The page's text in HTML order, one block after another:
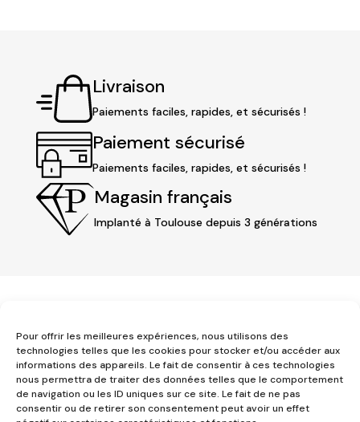
Pour offrir les meilleures expériences, nous utilisons des
technologies telles que les cookies pour stocker et/ou accéder aux
informations des appareils. Le fait de consentir à ces technologies
nous permettra de traiter des données telles que le comportement
de navigation ou les ID uniques sur ce site. Le fait de ne pas
consentir ou de retirer son consentement peut avoir un effet
Livraison
Paiements faciles, rapides, et sécurisés !
Paiement sécurisé
Paiements faciles, rapides, et sécurisés !
Magasin français
Implanté à Toulouse depuis 3 générations
3 place Jeanne d'Arc
1er étage
31000 Toulouse